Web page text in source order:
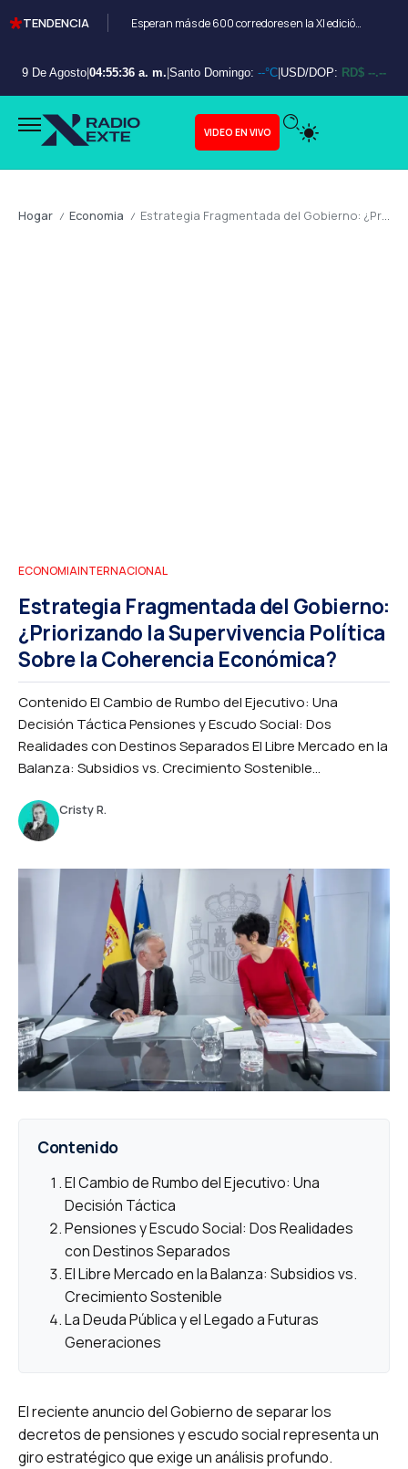
TENDENCIA Esperan más de 600 corredores en la XI edición del Bayahibe 10K
9 De Agosto 04:55:37 a. m. Santo Domingo: --°C USD/DOP: RD$ --.--
VIDEO EN VIVO
Hogar / Economia / Estrategia Fragmentada del Gobierno: ¿Priorizando la Supervivencia Política Sobre la Coherencia Económica?
ECONOMIAINTERNACIONAL
Estrategia Fragmentada del Gobierno:
¿Priorizando la Supervivencia Política
Sobre la Coherencia Económica?
Contenido El Cambio de Rumbo del Ejecutivo: Una
Decisión Táctica Pensiones y Escudo Social: Dos
Realidades con Destinos Separados El Libre Mercado en la
Balanza: Subsidios vs. Crecimiento Sostenible...
Cristy R.
Contenido
El Cambio de Rumbo del Ejecutivo: Una
Decisión Táctica
Pensiones y Escudo Social: Dos Realidades
con Destinos Separados
El Libre Mercado en la Balanza: Subsidios vs.
Crecimiento Sostenible
La Deuda Pública y el Legado a Futuras
Generaciones
El reciente anuncio del Gobierno de separar los
decretos de pensiones y escudo social representa un
giro estratégico que exige un análisis profundo.